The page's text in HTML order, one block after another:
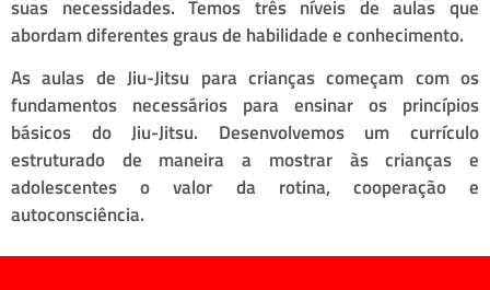
suas necessidades. Temos três níveis de aulas que
abordam diferentes graus de habilidade e conhecimento.
As aulas de Jiu-Jitsu para crianças começam com os
fundamentos necessários para ensinar os princípios
básicos do Jiu-Jitsu. Desenvolvemos um currículo
estruturado de maneira a mostrar às crianças e
adolescentes o valor da rotina, cooperação e
autoconsciência.